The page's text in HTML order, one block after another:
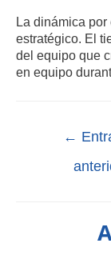
La dinámica
estratégico. El
del equipo que
en equipo
←